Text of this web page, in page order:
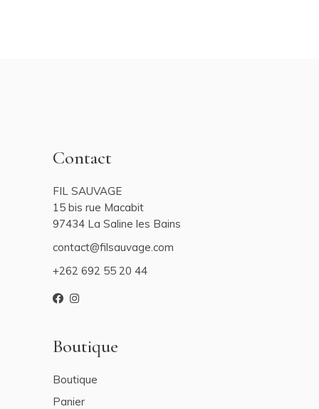
Contact
FIL SAUVAGE
15 bis rue Macabit
97434 La Saline les Bains
contact@filsauvage.com
+262 692 55 20 44
Boutique
Boutique
Panier